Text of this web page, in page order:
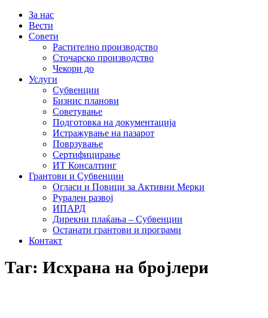
За нас
Вести
Совети
Растително производство
Сточарско производство
Чекори до
Услуги
Субвенции
Бизнис планови
Советување
Подготовка на документација
Истражување на пазарот
Поврзување
Сертифицирање
ИТ Консалтинг
Грантови и Субвенции
Огласи и Повици за Активни Мерки
Рурален развој
ИПАРД
Дирекни плаќања – Субвенции
Останати грантови и програми
Контакт
Таг: Исхрана на бројлери